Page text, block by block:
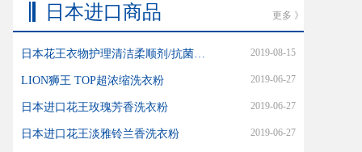
日本进口商品 更多 》
2019-08-15
LION狮王 TOP超浓缩洗衣粉 2019-06-27
日本进口花王玫瑰芳香洗衣粉 2019-06-27
日本进口花王淡雅铃兰香洗衣粉 2019-06-27